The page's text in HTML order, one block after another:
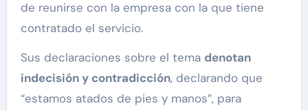
de reunirse con la empresa con la que tiene
contratado el servicio.
Sus declaraciones sobre el tema denotan
indecisión y contradicción, declarando que
“estamos atados de pies y manos”, para